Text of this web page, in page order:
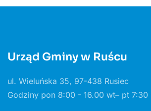
Urząd Gminy w Ruścu
ul. Wieluńska 35, 97-438 Rusiec
Godziny pon 8:00 - 16.00 wt– pt 7:30